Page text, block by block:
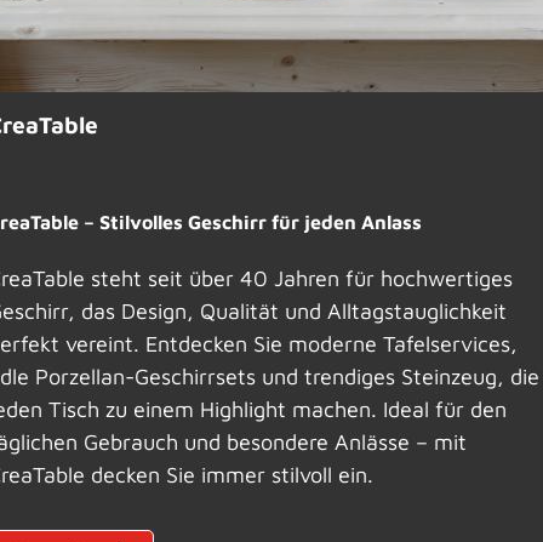
– Stilvolles Geschirr für jeden Anlass
steht seit über 40 Jahren für hochwertiges
das Design, Qualität und Alltagstauglichkeit
vereint. Entdecken Sie moderne Tafelservices,
Porzellan-Geschirrsets und trendiges Steinzeug, die
Tisch zu einem Highlight machen. Ideal für den
Gebrauch und besondere Anlässe – mit
decken Sie immer stilvoll ein.